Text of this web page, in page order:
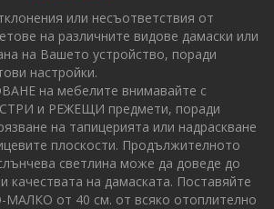
или несъответствия от
на различните видове дамаски или
на Вашето устройство, поради
настройки.
на мебелите внимавайте с
и РЕЖЕЩИ предмети, поради
на тапицерията или надраскване
плоскости. Продължителното
светлина може да доведе до
качествата на дамаската. Поставяйте
от 40 см. от всяко отоплително